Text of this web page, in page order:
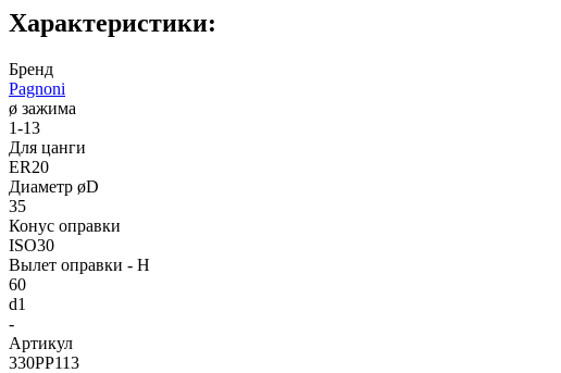
Характеристики:
Бренд
Pagnoni
ø зажима
1-13
Для цанги
ER20
Диаметр øD
35
Конус оправки
ISO30
Вылет оправки - H
60
d1
-
Артикул
330PP113